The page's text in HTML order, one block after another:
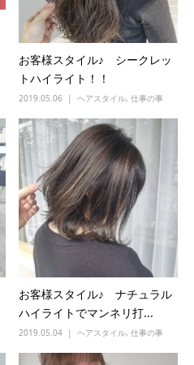
お客様スタイル♪ シークレッ
トハイライト！！
2019.05.06 ヘアスタイル, 仕事の事
お客様スタイル♪ ナチュラル
ハイライトでマンネリ打...
2019.05.04 ヘアスタイル, 仕事の事